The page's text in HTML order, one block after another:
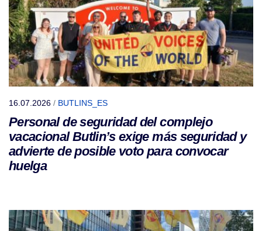
16.07.2026 / BUTLINS_ES
Personal de seguridad del complejo
vacacional Butlin’s exige más seguridad y
advierte de posible voto para convocar
huelga